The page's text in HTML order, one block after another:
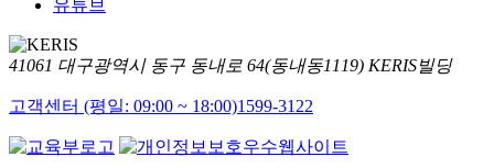
유튜브
41061 대구광역시 동구 동내로 64(동내동1119) KERIS빌딩
고객센터 (평일: 09:00 ~ 18:00)1599-3122